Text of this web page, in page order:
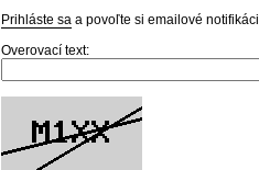
Prihláste sa a povoľte si emailové
Overovací text: